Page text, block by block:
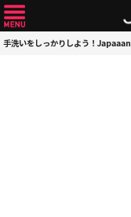
手洗いをしっかりしよう！Japaaan